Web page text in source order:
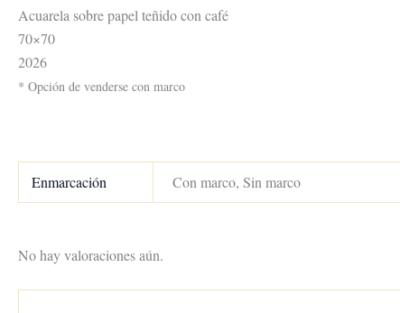
Acuarela sobre papel teñido con café
70×70
2026
* Opción de venderse con marco
Enmarcación Con marco, Sin marco
No hay valoraciones aún.